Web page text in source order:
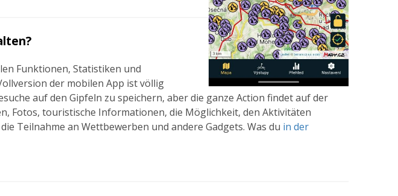
Funktionen, Statistiken und
der mobilen App ist völlig
auf den Gipfeln zu speichern, aber die ganze Action findet auf der
Fotos, touristische Informationen, die Möglichkeit, den Aktivitäten
Teilnahme an Wettbewerben und andere Gadgets. Was du in der